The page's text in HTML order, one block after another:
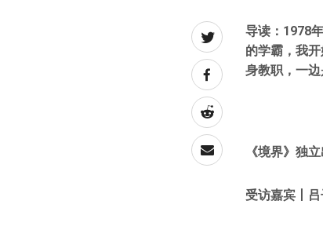
导读：1978
的学霸，我
身教职，一
《境界》独
受访嘉宾丨